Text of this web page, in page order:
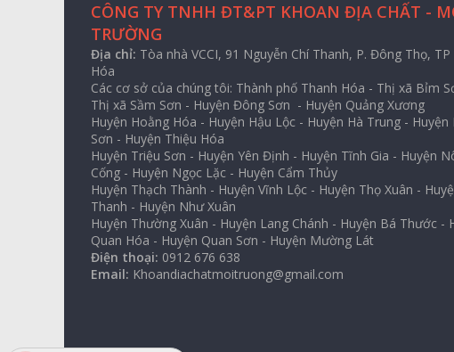
CÔNG TY TNHH ĐT&PT KHOAN ĐỊA CHẤT -
TRƯỜNG
Địa chỉ: Tòa nhà VCCI, 91 Nguyễn Chí Thanh, P. Đông Thọ, TP
Hóa
Các cơ sở của chúng tôi: Thành phố Thanh Hóa - Thị xã Bỉm
Thị xã Sầm Sơn - Huyện Đông Sơn - Huyện Quảng Xương
Huyện Hoằng Hóa - Huyện Hậu Lộc - Huyện Hà Trung - Huyện
Sơn - Huyện Thiệu Hóa
Huyện Triệu Sơn - Huyện Yên Định - Huyện Tĩnh Gia - Huyện
Cống - Huyện Ngọc Lặc - Huyện Cẩm Thủy
Huyện Thạch Thành - Huyện Vĩnh Lộc - Huyện Thọ Xuân -
Thanh - Huyện Như Xuân
Huyện Thường Xuân - Huyện Lang Chánh - Huyện Bá Thước -
Quan Hóa - Huyện Quan Sơn - Huyện Mường Lát
Điện thoại: 0912 676 638
Email: Khoandiachatmoitruong@gmail.com